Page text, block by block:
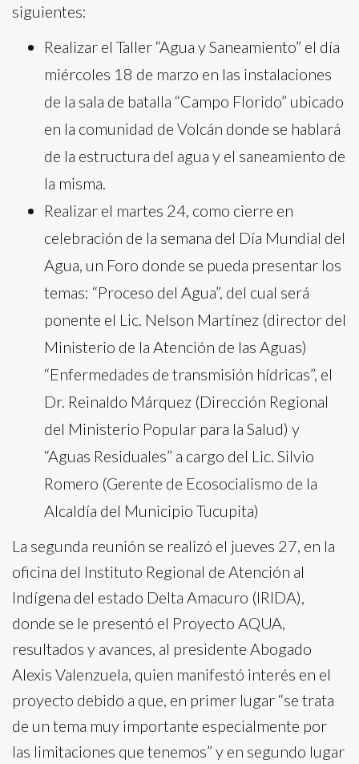
siguientes:
Realizar el Taller “Agua y Saneamiento” el día
miércoles 18 de marzo en las instalaciones
de la sala de batalla “Campo Florido” ubicado
en la comunidad de Volcán donde se hablará
de la estructura del agua y el saneamiento de
la misma.
Realizar el martes 24, como cierre en
celebración de la semana del Día Mundial del
Agua, un Foro donde se pueda presentar los
temas: “Proceso del Agua”, del cual será
ponente el Lic. Nelson Martínez (director del
Ministerio de la Atención de las Aguas)
“Enfermedades de transmisión hídricas”, el
Dr. Reinaldo Márquez (Dirección Regional
del Ministerio Popular para la Salud) y
“Aguas Residuales” a cargo del Lic. Silvio
Romero (Gerente de Ecosocialismo de la
Alcaldía del Municipio Tucupita)
La segunda reunión se realizó el jueves 27, en la
oficina del Instituto Regional de Atención al
Indígena del estado Delta Amacuro (IRIDA),
donde se le presentó el Proyecto AQUA,
resultados y avances, al presidente Abogado
Alexis Valenzuela, quien manifestó interés en el
proyecto debido a que, en primer lugar “se trata
de un tema muy importante especialmente por
las limitaciones que tenemos” y en segundo lugar